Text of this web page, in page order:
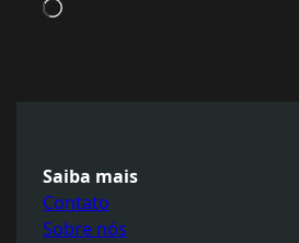
Carregando…
Saiba mais
Contato
Sobre nós